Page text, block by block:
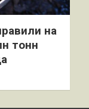
на
тонн